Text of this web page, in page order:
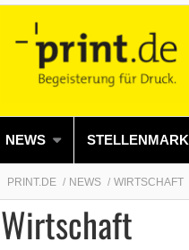
NEWS
PRINT.DE NEWS WIRTSCHAFT
Wirtschaft